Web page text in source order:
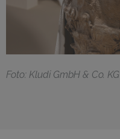
Foto: Kludi GmbH & Co. KG